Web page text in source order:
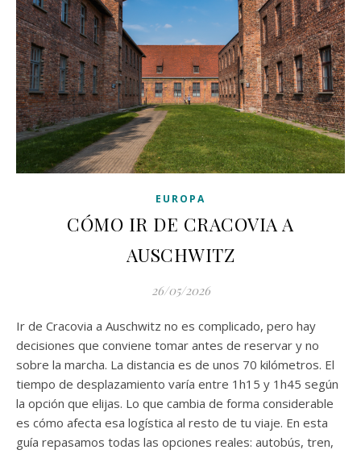
EUROPA
CÓMO IR DE CRACOVIA A
AUSCHWITZ
26/05/2026
Ir de Cracovia a Auschwitz no es complicado, pero hay
decisiones que conviene tomar antes de reservar y no
sobre la marcha. La distancia es de unos 70 kilómetros. El
tiempo de desplazamiento varía entre 1h15 y 1h45 según
la opción que elijas. Lo que cambia de forma considerable
es cómo afecta esa logística al resto de tu viaje. En esta
guía repasamos todas las opciones reales: autobús, tren,